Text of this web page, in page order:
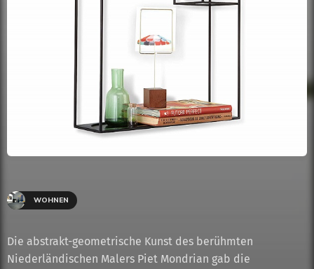
WOHNEN
Die abstrakt-geometrische Kunst des berühmten
Niederländischen Malers Piet Mondrian gab die